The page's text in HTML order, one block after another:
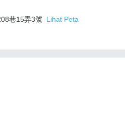
巷15弄3號
Lihat Peta